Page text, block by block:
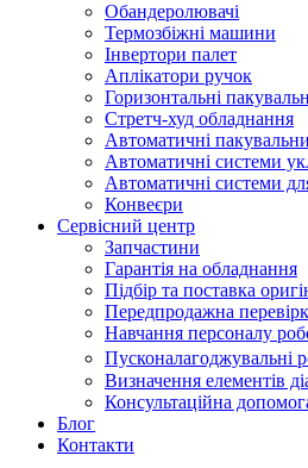
Обандеролювачі
Термозбіжні машини
Інвертори палет
Аплікатори ручок
Горизонтальні
Стретч-худ обладнання
Автоматичні
Автоматичні системи
Автоматичні системи
Конвеєри
Сервісний центр
Запчастини
Гарантія на обладнання
Підбір та поставка
Передпродажна
Навчання персоналу
Пусконалагоджувальні
Визначення елементів
Консультаційна
Блог
Контакти